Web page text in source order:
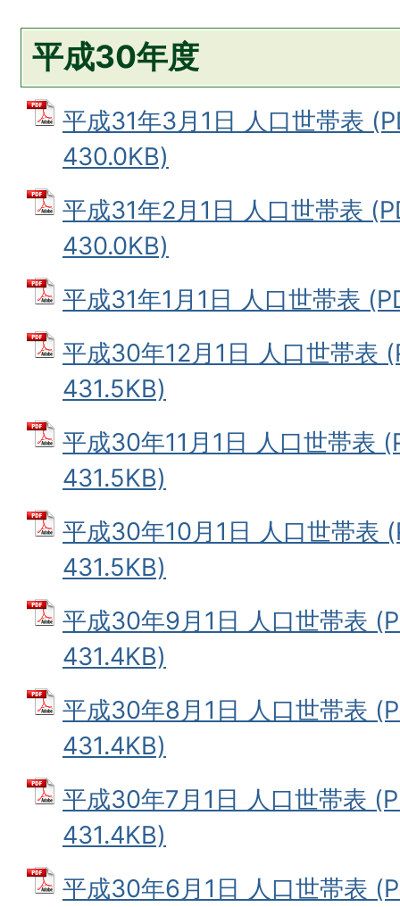
平成30年度
平成31年3月1日 人口世帯表
430.0KB)
平成31年2月1日 人口世帯表
430.0KB)
平成31年1月1日 人口世帯表
平成30年12月1日 人口世帯表
431.5KB)
平成30年11月1日 人口世帯表
431.5KB)
平成30年10月1日 人口世帯表
431.5KB)
平成30年9月1日 人口世帯表
431.4KB)
平成30年8月1日 人口世帯表
431.4KB)
平成30年7月1日 人口世帯表
431.4KB)
平成30年6月1日 人口世帯表